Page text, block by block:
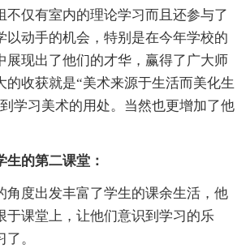
不仅有室内的理论学习而且还参与了
以动手的机会，特别是在今年学校的
展现出了他们的才华，赢得了广大师
的收获就是“美术来源于生活而美化生
学习美术的用处。当然也更增加了他
生的第二课堂：
角度出发丰富了学生的课余生活，他
于课堂上，让他们意识到学习的乐
。